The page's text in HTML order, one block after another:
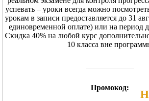
успевать – уроки всегда можно
урокам в записи предоставляется до 31
единовременной оплате) или на период
Скидка 40% на любой курс
10 класса вне
Промокод: